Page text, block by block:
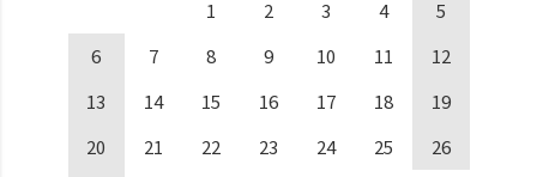
1 2 3 4
5
6
7 8 9 10 11
12
13
14 15 16 17 18
19
20
21 22 23 24 25
26